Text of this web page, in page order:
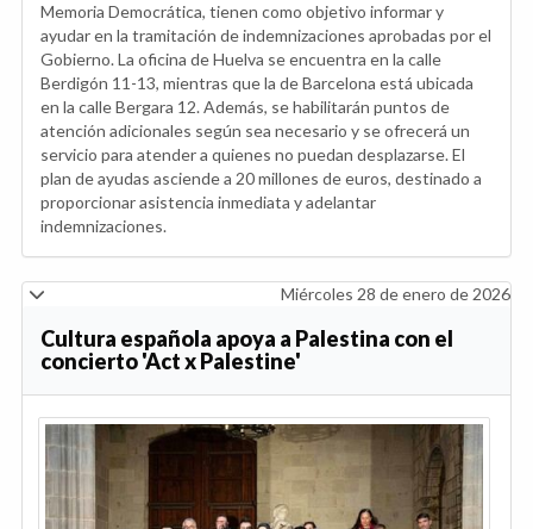
Memoria Democrática, tienen como objetivo informar y
ayudar en la tramitación de indemnizaciones aprobadas por el
Gobierno. La oficina de Huelva se encuentra en la calle
Berdigón 11-13, mientras que la de Barcelona está ubicada
en la calle Bergara 12. Además, se habilitarán puntos de
atención adicionales según sea necesario y se ofrecerá un
servicio para atender a quienes no puedan desplazarse. El
plan de ayudas asciende a 20 millones de euros, destinado a
proporcionar asistencia inmediata y adelantar
indemnizaciones.
Miércoles 28 de enero de 2026
Cultura española apoya a Palestina con el
concierto 'Act x Palestine'